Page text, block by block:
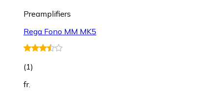
Preamplifiers
Rega Fono MM MK5
(1)
fr.